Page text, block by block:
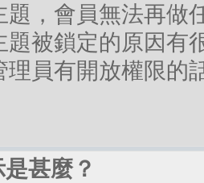
題，會員無法再做
題被鎖定的原因有
理員有開放權限的
甚麼？